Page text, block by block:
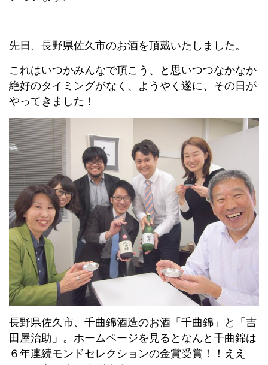
先日、長野県佐久市のお酒を頂戴いたしました。
これはいつかみんなで頂こう、と思いつつなかなか
絶好のタイミングがなく、ようやく遂に、その日が
やってきました！
長野県佐久市、千曲錦酒造のお酒「千曲錦」と「吉
田屋治助」。ホームページを見るとなんと千曲錦は
６年連続モンドセレクションの金賞受賞！！ええ